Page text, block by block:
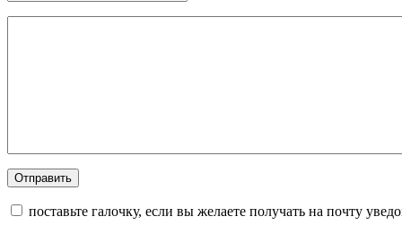
поставьте галочку, если вы желаете получать на почту